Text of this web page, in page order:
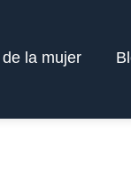
la mujer